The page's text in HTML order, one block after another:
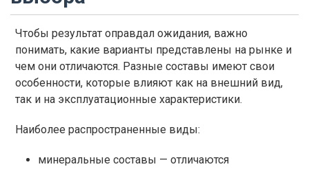
Чтобы результат оправдал ожидания, важно
понимать, какие варианты представлены на рынке и
чем они отличаются. Разные составы имеют свои
особенности, которые влияют как на внешний вид,
так и на эксплуатационные характеристики.
Наиболее распространенные виды:
минеральные составы — отличаются